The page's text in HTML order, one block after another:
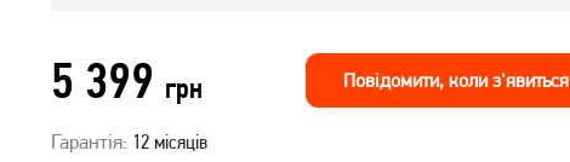
5 399 грн Повiдомити, коли з'явиться
Гарантія: 12 місяців